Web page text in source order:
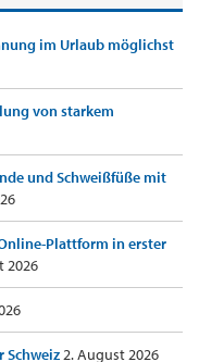
im Urlaub möglichst
von starkem
und Schweißfüße mit
Plattform in erster
2026
Schweiz2. August 2026